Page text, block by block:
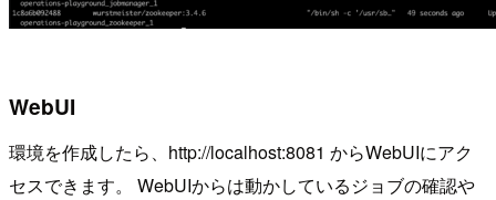
WebUI
環境を作成したら、http://localhost:8081 からWebUIにアク
セスできます。 WebUIからは動かしているジョブの確認や